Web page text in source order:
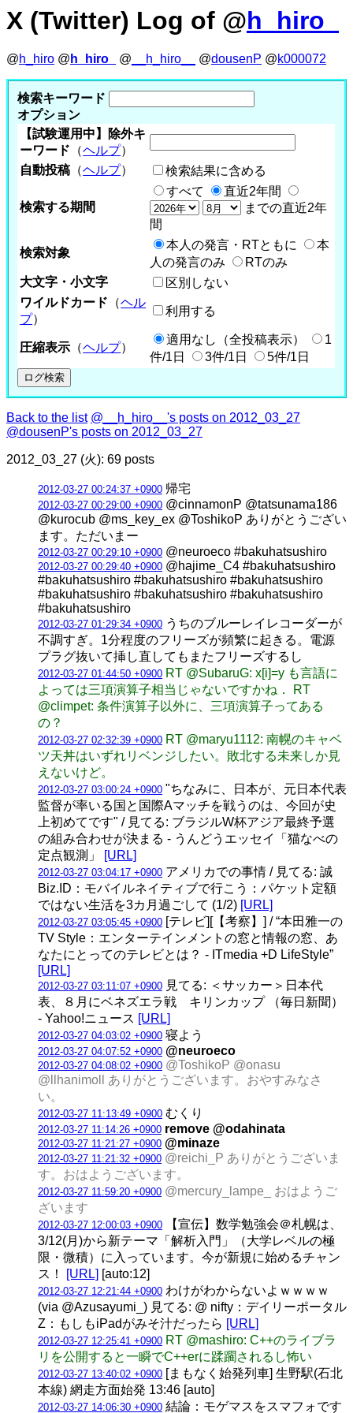
X (Twitter) Log of @h_hiro_
@h_hiro @ h_hiro_ @ __h_hiro__ @dousenP @k000072
検索キーワード
オプション
【試験運用中】除外キ
ーワード （ヘルプ）
自動投稿 （ヘルプ） 検索結果に含める
検索する期間
すべて
直近2年間
までの直近2年
間
検索対象
本人の発言・RTともに
本
人の発言のみ
RTのみ
大文字・小文字
区別しない
ワイルドカード （ヘル
プ）
利用する
圧縮表示 （ヘルプ）
適用なし（全投稿表示）
1
件/1日
3件/1日 5件/1日
Back to the list @__h_hiro__'s posts on 2012_03_27
@dousenP's posts on 2012_03_27
2012_03_27 (火): 69 posts
2012-03-27 00:24:37 +0900 帰宅
2012-03-27 00:29:00 +0900 @cinnamonP @tatsunama186
@kurocub @ms_key_ex @ToshikoP ありがとうござい
ます。ただいまー
2012-03-27 00:29:10 +0900 @neuroeco #bakuhatsushiro
2012-03-27 00:29:40 +0900 @hajime_C4 #bakuhatsushiro
#bakuhatsushiro #bakuhatsushiro #bakuhatsushiro
#bakuhatsushiro #bakuhatsushiro #bakuhatsushiro
#bakuhatsushiro
2012-03-27 01:29:34 +0900 うちのブルーレイレコーダーが
不調すぎ。1分程度のフリーズが頻繁に起きる。電源
プラグ抜いて挿し直してもまたフリーズするし
2012-03-27 01:44:50 +0900 RT @SubaruG: x[i]=y も言語に
よっては三項演算子相当じゃないですかね． RT
@climpet: 条件演算子以外に、三項演算子ってある
の？
2012-03-27 02:32:39 +0900 RT @maryu1112: 南幌のキャベ
ツ天丼はいずれリベンジしたい。敗北する未来しか見
えないけど。
2012-03-27 03:00:24 +0900 "ちなみに、日本が、元日本代表
監督が率いる国と国際Aマッチを戦うのは、今回が史
上初めてです" / 見てる: ブラジルW杯アジア最終予選
の組み合わせが決まる - うんどうエッセイ「猫なべの
定点観測」
[URL]
2012-03-27 03:04:17 +0900 アメリカでの事情 / 見てる: 誠
Biz.ID：モバイルネイティブで行こう：パケット定額
ではない生活を3カ月過ごして (1/2) [URL]
2012-03-27 03:05:45 +0900 [テレビ][【考察】] / “本田雅一の
TV Style：エンターテインメントの窓と情報の窓、あ
なたにとってのテレビとは？ - ITmedia +D LifeStyle”
[URL]
2012-03-27 03:11:07 +0900 見てる: ＜サッカー＞日本代
表、８月にベネズエラ戦 キリンカップ （毎日新聞）
- Yahoo!ニュース [URL]
2012-03-27 04:03:02 +0900 寝よう
2012-03-27 04:07:52 +0900 @neuroeco
2012-03-27 04:08:02 +0900 @ToshikoP @onasu
@llhanimoll ありがとうございます。おやすみなさ
い。
2012-03-27 11:13:49 +0900 むくり
2012-03-27 11:14:26 +0900 remove @odahinata
2012-03-27 11:21:27 +0900 @minaze
2012-03-27 11:21:32 +0900 @reichi_P ありがとうございま
す。おはようございます。
2012-03-27 11:59:20 +0900 @mercury_lampe_ おはようご
ざいます
2012-03-27 12:00:03 +0900 【宣伝】数学勉強会＠札幌は、
3/12(月)から新テーマ「解析入門」（大学レベルの極
限・微積）に入っています。今が新規に始めるチャン
ス！
[URL] [auto:12]
2012-03-27 12:21:44 +0900 わけがわからないよｗｗｗｗ
(via @Azusayumi_) 見てる: @ nifty：デイリーポータル
Z：もしもiPadがみそ汁だったら [URL]
2012-03-27 12:25:41 +0900 RT @mashiro: C++のライブラ
リを公開すると一瞬でC++erに蹂躙されるし怖い
2012-03-27 13:40:02 +0900 [まもなく始発列車] 生野駅(石北
本線) 網走方面始発 13:46 [auto]
2012-03-27 14:06:30 +0900 結論：モゲマスをスマフォです